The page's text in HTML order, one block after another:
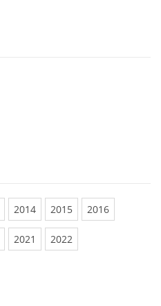
2014 2015 2016
2021 2022